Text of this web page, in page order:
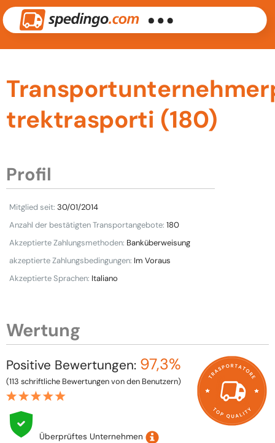
trektrasporti (180)
Profil
Mitglied seit: 30/01/2014
Anzahl der bestätigten Transportangebote: 180
Akzeptierte Zahlungsmethoden: Banküberweisung
akzeptierte Zahlungsbedingungen: Im Voraus
Akzeptierte Sprachen: Italiano
Wertung
Positive Bewertungen: 97,3%
(113 schriftliche Bewertungen von den Benutzern)
Überprüftes Unternehmen